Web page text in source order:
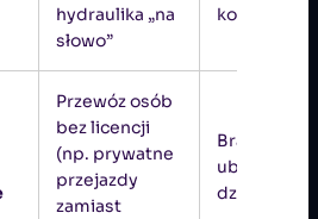
hydraulika „na
słowo”
kontroli
Przewóz osób
bez licencji
(np. prywatne
przejazdy
zamiast
Brak
działalności